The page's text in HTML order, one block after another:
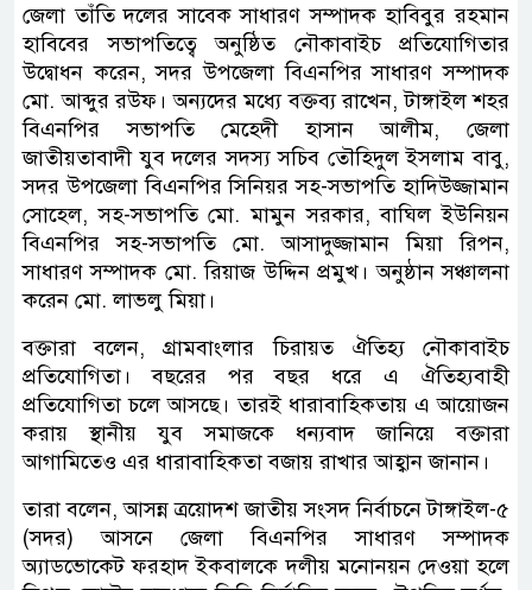
জেলা তাঁতি দলের সাবেক সাধারণ সম্পাদক হাবিবুর রহমান
হাবিবের সভাপতিত্বে অনুষ্ঠিত নৌকাবাইচ প্রতিযোগিতার
উদ্বোধন করেন, সদর উপজেলা বিএনপির সাধারণ সম্পাদক
মো. আব্দুর রউফ। অন্যদের মধ্যে বক্তব্য রাখেন, টাঙ্গাইল শহর
বিএনপির সভাপতি মেহেদী হাসান আলীম, জেলা
জাতীয়তাবাদী যুব দলের সদস্য সচিব তৌহিদুল ইসলাম বাবু,
সদর উপজেলা বিএনপির সিনিয়র সহ-সভাপতি হাদিউজ্জামান
সোহেল, সহ-সভাপতি মো. মামুন সরকার, বাঘিল ইউনিয়ন
বিএনপির সহ-সভাপতি মো. আসাদুজ্জামান মিয়া রিপন,
সাধারণ সম্পাদক মো. রিয়াজ উদ্দিন প্রমুখ। অনুষ্ঠান সঞ্চালনা
করেন মো. লাভলু মিয়া।
বক্তারা বলেন, গ্রামবাংলার চিরায়ত ঐতিহ্য নৌকাবাইচ
প্রতিযোগিতা। বছরের পর বছর ধরে এ ঐতিহ্যবাহী
প্রতিযোগিতা চলে আসছে। তারই ধারাবাহিকতায় এ আয়োজন
করায় স্থানীয় যুব সমাজকে ধন্যবাদ জানিয়ে বক্তারা
আগামিতেও এর ধারাবাহিকতা বজায় রাখার আহ্বান জানান।
তারা বলেন, আসন্ন ত্রয়োদশ জাতীয় সংসদ নির্বাচনে টাঙ্গাইল-৫
(সদর) আসনে জেলা বিএনপির সাধারণ সম্পাদক
অ্যাডভোকেট ফরহাদ ইকবালকে দলীয় মনোনয়ন দেওয়া হলে